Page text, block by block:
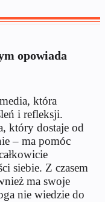
opowiada
która
i refleksji.
który dostaje od
– ma pomóc
siebie. Z czasem
ma swoje
nie wiedzie do